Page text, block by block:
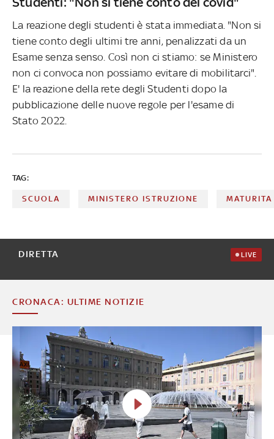
La reazione degli studenti è stata immediata. "Non si
tiene conto degli ultimi tre anni, penalizzati da un
Esame senza senso. Così non ci stiamo: se Ministero
non ci convoca non possiamo evitare di mobilitarci".
E' la reazione della rete degli Studenti dopo la
pubblicazione delle nuove regole per l'esame di
Stato 2022.
TAG:
SCUOLA MINISTERO ISTRUZIONE MATURITA
DIRETTA LIVE
CRONACA: ULTIME NOTIZIE